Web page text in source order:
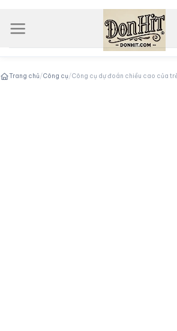
to
content
Trang chủ/Công cụ/Công cụ dự đoán chiều cao của